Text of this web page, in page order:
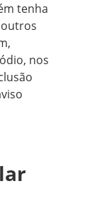
tenha
nos